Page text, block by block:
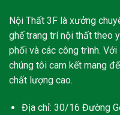
Nội Thất 3F là xưởng
ghế trang trí nội thất theo
phối và các công trình.
chúng tôi cam kết mang
chất lượng cao.
Địa chỉ: 30/16 Đường